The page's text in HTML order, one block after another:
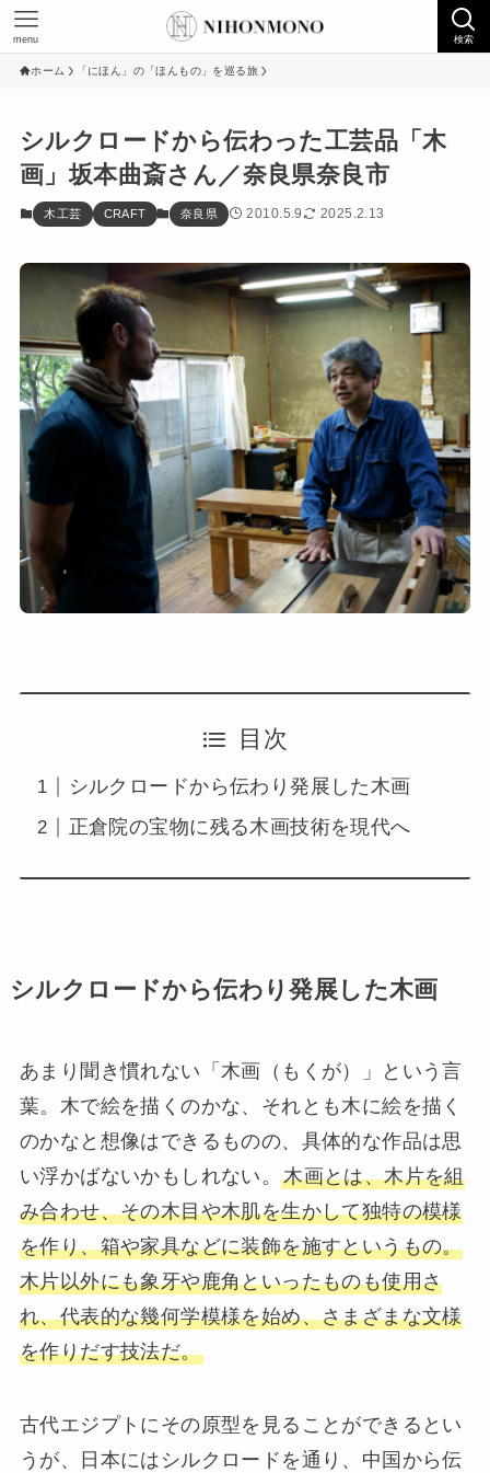
検索
menu
ホーム 「にほん」の「ほんもの」を巡る旅
シルクロードから伝わった工芸品「木
画」坂本曲斎さん／奈良県奈良市
木工芸 CRAFT 奈良県 2010.5.9 2025.2.13
目次
シルクロードから伝わり発展した木画
正倉院の宝物に残る木画技術を現代へ
シルクロードから伝わり発展した木画
あまり聞き慣れない「木画（もくが）」という言
葉。木で絵を描くのかな、それとも木に絵を描く
のかなと想像はできるものの、具体的な作品は思
い浮かばないかもしれない。木画とは、木片を組
み合わせ、その木目や木肌を生かして独特の模様
を作り、箱や家具などに装飾を施すというもの。
木片以外にも象牙や鹿角といったものも使用さ
れ、代表的な幾何学模様を始め、さまざまな文様
を作りだす技法だ。
古代エジプトにその原型を見ることができるとい
うが、日本にはシルクロードを通り、中国から伝